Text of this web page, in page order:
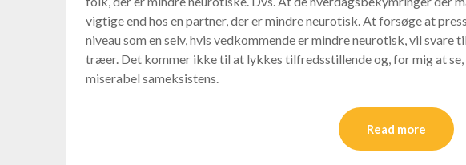
vigtige end hos en partner, der er mindre neurotisk. At forsøge at
niveau som en selv, hvis vedkommende er mindre neurotisk, vil
træer. Det kommer ikke til at lykkes tilfredsstillende og, for mig at se,
miserabel sameksistens.
Read more